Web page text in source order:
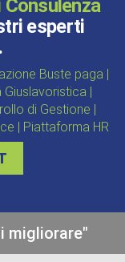
esperti
Buste paga |
Giuslavoristica |
di Gestione |
| Piattaforma HR
migliorare"